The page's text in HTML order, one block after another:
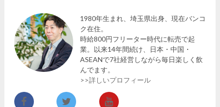
1980年生まれ、埼玉県出身、現在バンコ
ク在住。
時給800円フリーター時代に転売で起
業。以来14年間続け、日本・中国・
ASEANで7社経営しながら毎日楽しく飲
んでます。
>>詳しいプロフィール